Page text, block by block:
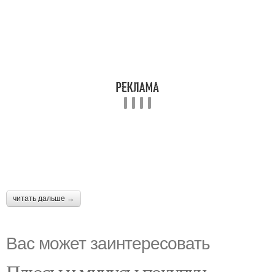
читать дальше →
Вас может заинтересовать